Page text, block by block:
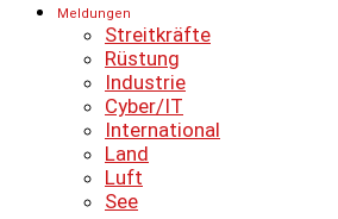
Meldungen
Streitkräfte
Rüstung
Industrie
Cyber/IT
International
Land
Luft
See